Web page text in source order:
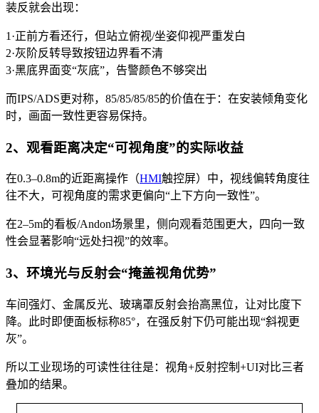
装反就会出现：
1·正前方看还行，但站立俯视/坐姿仰视严重发白
2·灰阶反转导致按钮边界看不清
3·黑底界面变“灰底”，告警颜色不够突出
而IPS/ADS更对称，85/85/85/85的价值在于：在安装倾角变化
时，画面一致性更容易保持。
2、观看距离决定“可视角度”的实际收益
在0.3–0.8m的近距离操作（HMI触控屏）中，视线偏转角度往
往不大，可视角度的需求更偏向“上下方向一致性”。
在2–5m的看板/Andon场景里，侧向观看范围更大，四向一致
性会显著影响“远处扫视”的效率。
3、环境光与反射会“掩盖视角优势”
车间强灯、金属反光、玻璃罩反射会抬高黑位，让对比度下
降。此时即便面板标称85°，在强反射下仍可能出现“斜视更
灰”。
所以工业现场的可读性往往是：视角+反射控制+UI对比三者
叠加的结果。